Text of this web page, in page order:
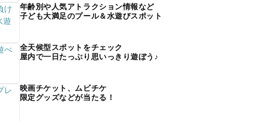
年齢別や人気アトラクション情報など
子ども大満足のプール＆水遊びスポット
全天候型スポットをチェック
屋内で一日たっぷり思いっきり遊ぼう♪
映画チケット、ムビチケ
限定グッズなどが当たる！